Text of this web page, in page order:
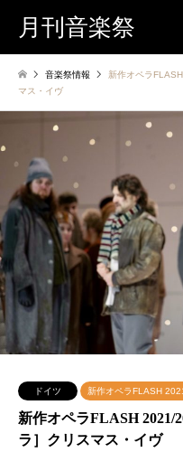
月刊音楽祭
音楽祭情報
新作オペラ
マス・イヴ
ドイツ 新作オペラFLASH
新作オペラFLASH 2021/
ラ］クリスマス・イヴ